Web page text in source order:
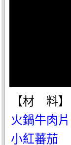
【材 料】
火鍋牛肉片
小紅蕃茄